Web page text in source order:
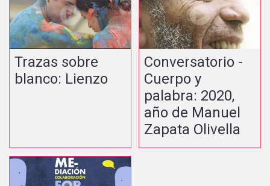
Trazas sobre
blanco: Lienzo
Conversatorio -
Cuerpo y
palabra: 2020,
año de Manuel
Zapata Olivella